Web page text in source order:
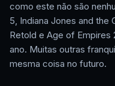
como este não são
5, Indiana Jones and
Retold e Age of Empires
ano. Muitas outras
mesma coisa no futuro.